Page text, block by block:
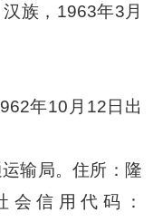
族，1963年3月
年10月12日出
输局。住所：隆
会信用代码：